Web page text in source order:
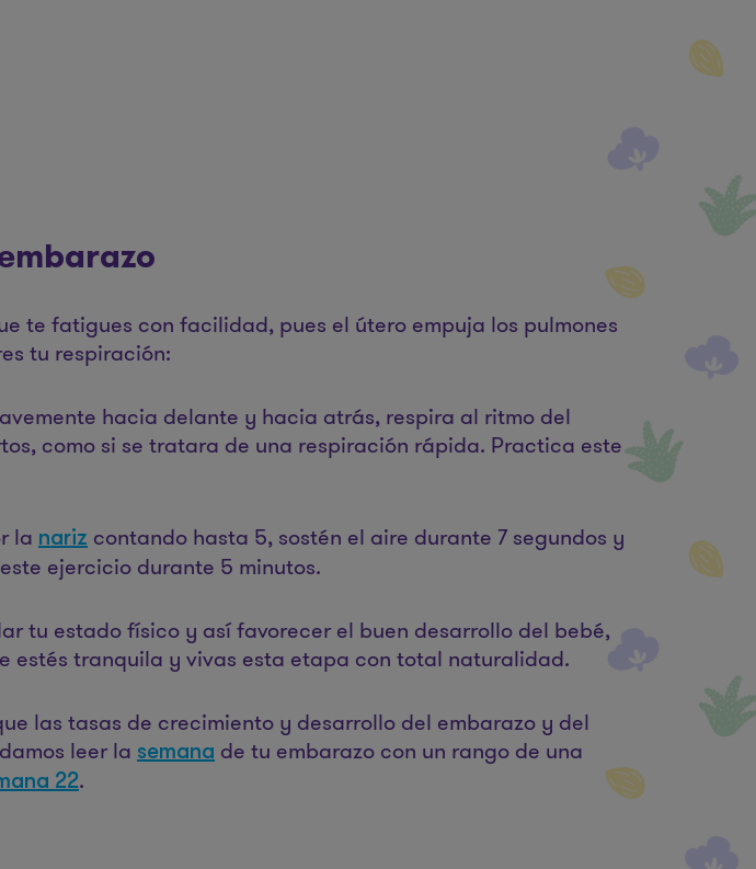
te fatigues con facilidad, pues el útero empuja los pulmones
tu respiración:
hacia delante y hacia atrás, respira al ritmo del
como si se tratara de una respiración rápida. Practica este
la nariz contando hasta 5, sostén el aire durante 7 segundos y
ejercicio durante 5 minutos.
tu estado físico y así favorecer el buen desarrollo del bebé,
estés tranquila y vivas esta etapa con total naturalidad.
las tasas de crecimiento y desarrollo del embarazo y del
leer la semana de tu embarazo con un rango de una
22.